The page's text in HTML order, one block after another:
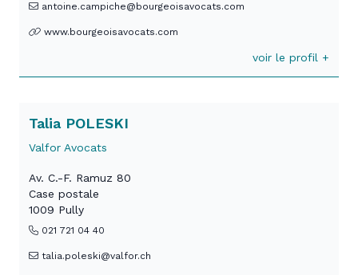
antoine.campiche@bourgeoisavocats.com
www.bourgeoisavocats.com
voir le profil +
Talia POLESKI
Valfor Avocats
Av. C.-F. Ramuz 80
Case postale
1009 Pully
021 721 04 40
talia.poleski@valfor.ch